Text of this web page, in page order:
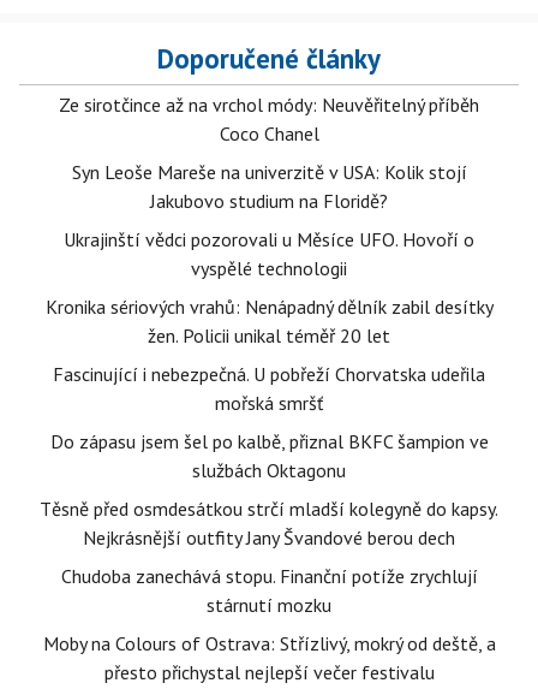
Doporučené články
Ze sirotčince až na vrchol módy: Neuvěřitelný příběh
Coco Chanel
Syn Leoše Mareše na univerzitě v USA: Kolik stojí
Jakubovo studium na Floridě?
Ukrajinští vědci pozorovali u Měsíce UFO. Hovoří o
vyspělé technologii
Kronika sériových vrahů: Nenápadný dělník zabil desítky
žen. Policii unikal téměř 20 let
Fascinující i nebezpečná. U pobřeží Chorvatska udeřila
mořská smršť
Do zápasu jsem šel po kalbě, přiznal BKFC šampion ve
službách Oktagonu
Těsně před osmdesátkou strčí mladší kolegyně do kapsy.
Nejkrásnější outfity Jany Švandové berou dech
Chudoba zanechává stopu. Finanční potíže zrychlují
stárnutí mozku
Moby na Colours of Ostrava: Střízlivý, mokrý od deště, a
přesto přichystal nejlepší večer festivalu